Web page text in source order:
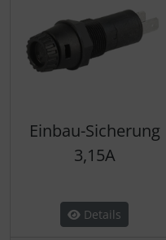
Einbau-Sicherung
3,15A
Details